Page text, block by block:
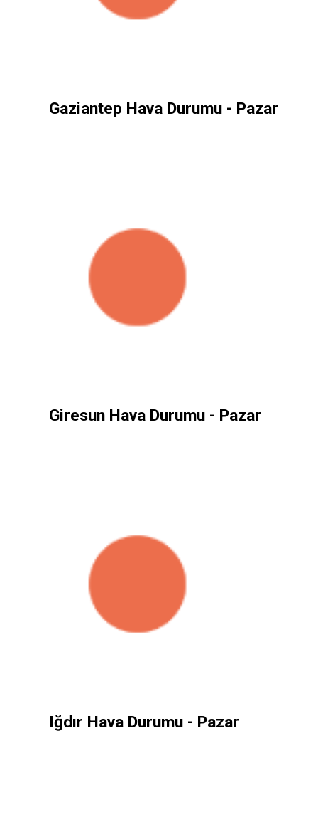
Gaziantep Hava Durumu - Pazar
Giresun Hava Durumu - Pazar
Iğdır Hava Durumu - Pazar